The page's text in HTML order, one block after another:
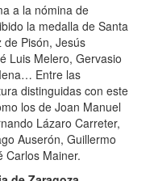
a la nómina de
la medalla de Santa
Pisón, Jesús
Luis Melero, Gervasio
Entre las
distinguidas con este
los de Joan Manuel
Lázaro Carreter,
Auserón, Guillermo
Carlos Mainer.